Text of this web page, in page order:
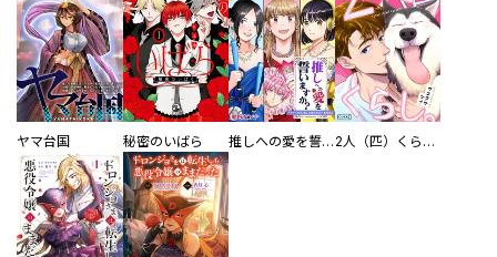
ヤマ台国 秘密のいばら 推しへの愛を誓いますか？～アラサー女子、推しは逃げぬが人生逃げる～ 2人（匹）くらし。